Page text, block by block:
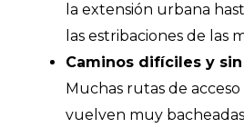
la extensión urbana
las estribaciones de las
Caminos difíciles y
Muchas rutas de
vuelven muy